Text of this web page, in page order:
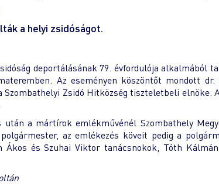
a helyi zsidóságot.
deportálásának 79. évfordulója alkalmából
Az eseményen köszöntőt mondott
Szombathelyi Zsidó Hitközség tiszteletbeli
után a mártírok emlékművénél Szombathely
az emlékezés köveit pedig a
Ákos és Szuhai Viktor tanácsnokok, Tóth